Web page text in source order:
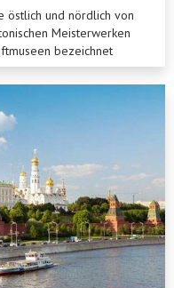
östlich und nördlich von
Meisterwerken
bezeichnet